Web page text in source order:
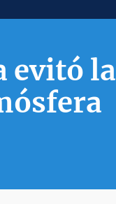
evitó la